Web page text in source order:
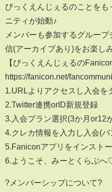
びっくえんじぇるのことをも
ニティが始動♪
メンバーも参加するグルー
信(アーカイブあり)をお楽し
【びっくえんじぇるの
https://fanicon.net/
1.URLよりアクセスし入会を
2.Twitter連携orID新規登録
3.入会プラン選択(3か月or12
4.クレカ情報を入力し入会(
5.Faniconアプリをインスト
6.ようこそ、みーとくらぶへ
?メンバーシップについて?